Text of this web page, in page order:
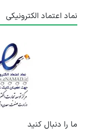
نماد اعتماد الکترونیکی
ما را دنبال کنید